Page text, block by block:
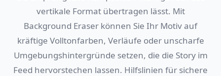
vertikale Format übertragen lässt. Mit
Background Eraser können Sie Ihr Motiv auf
kräftige Volltonfarben, Verläufe oder unscharfe
Umgebungshintergründe setzen, die die Story im
Feed hervorstechen lassen. Hilfslinien für sichere